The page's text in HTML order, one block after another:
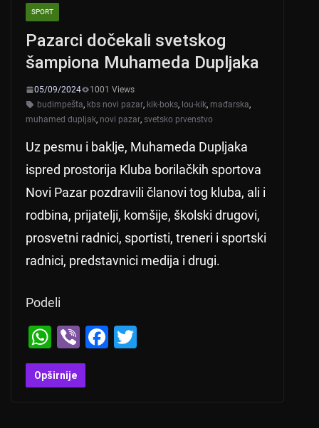
p
p
o
k
SPORT
Pazarci dočekali svetskog
šampiona Muhameda Dupljaka
05/09/2024
1001 Views
budimpešta, kbs novi pazar, kik-boks, lou-kik, mađarska,
muhamed dupljak, novi pazar, svetsko prvenstvo
Uz pesmu i baklje, Muhameda Dupljaka
ispred prostorija Kluba borilačkih sportova
Novi Pazar pozdravili članovi tog kluba, ali i
rodbina, prijatelji, komšije, školski drugovi,
prosvetni radnici, sportisti, treneri i sportski
radnici, predstavnici medija i drugi.
Podeli
W
h
at
Vi
b
er
F
Opširnije